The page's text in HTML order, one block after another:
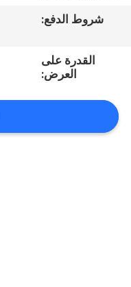
الجودة
بنا
أخبار
شروط الدفع:
القدرة على
العرض: